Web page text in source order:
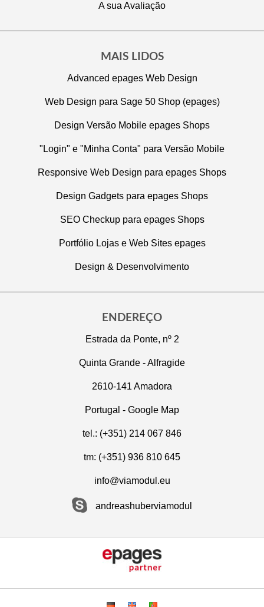
A sua Avaliação
MAIS LIDOS
Advanced epages Web Design
Web Design para Sage 50 Shop (epages)
Design Versão Mobile epages Shops
"Login" e "Minha Conta" para Versão Mobile
Responsive Web Design para epages Shops
Design Gadgets para epages Shops
SEO Checkup para epages Shops
Portfólio Lojas e Web Sites epages
Design & Desenvolvimento
ENDEREÇO
Estrada da Ponte, nº 2
Quinta Grande - Alfragide
2610-141 Amadora
Portugal - Google Map
tel.: (+351) 214 067 846
tm: (+351) 936 810 645
info@viamodul.eu
andreashuberviamodul